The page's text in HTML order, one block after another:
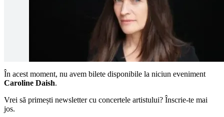
În acest moment, nu avem bilete disponibile la niciun eveniment
Caroline Daish.
Vrei să primești newsletter cu concertele artistului? Înscrie-te mai
jos.